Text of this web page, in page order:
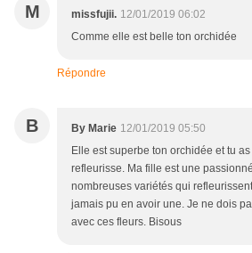
M missfujii. 12/01/2019 06:02
Comme elle est belle ton orchidée
Répondre
B By Marie 12/01/2019 05:50
Elle est superbe ton orchidée et tu
refleurisse. Ma fille est une
nombreuses variétés qui
jamais pu en avoir une. Je ne dois
avec ces fleurs. Bisous